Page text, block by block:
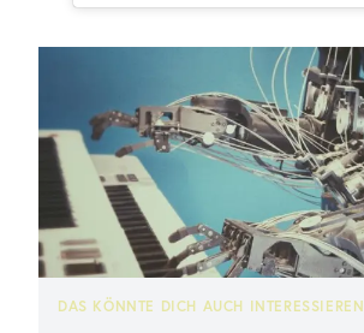
DAS KÖNNTE DICH AUCH INTERESSIEREN